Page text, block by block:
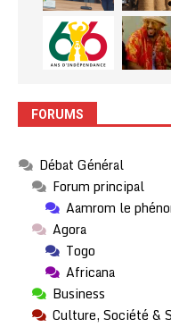
FORUMS
Débat Général
Forum principal
Aamrom le
Agora
Togo
Africana
Business
Culture, Société &